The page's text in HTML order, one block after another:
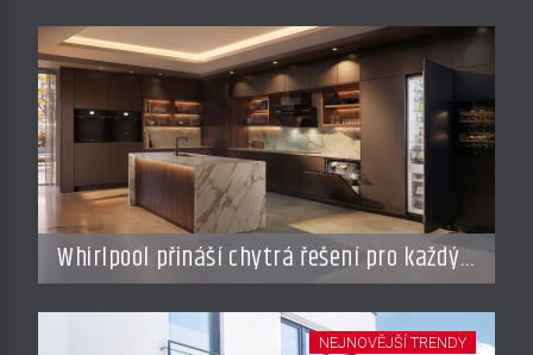
Whirlpool přináší chytrá řešení pro každý
styl vaření
NEJNOVĚJŠÍ TRENDY